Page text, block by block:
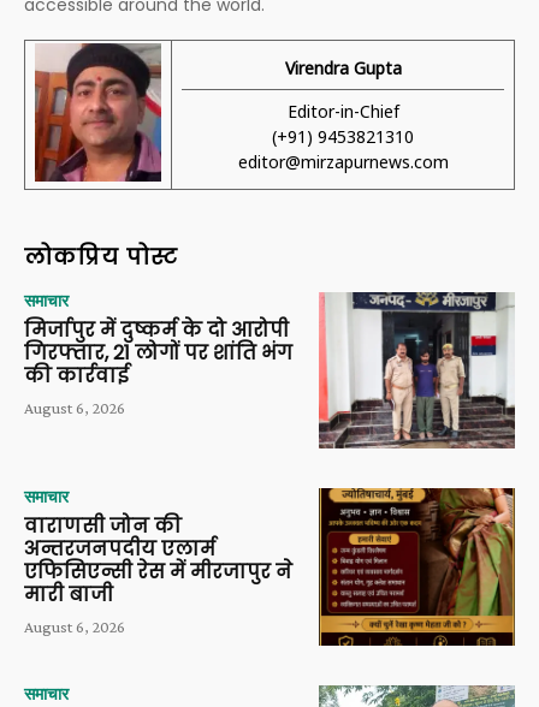
Virendra Gupta
Editor-in-Chief
(+91) 9453821310
editor@mirzapurnews.com
लोकप्रिय पोस्ट
समाचार
मिर्जापुर में दुष्कर्म के दो आरोपी
गिरफ्तार, 21 लोगों पर शांति भंग
की कार्रवाई
August 6, 2026
समाचार
वाराणसी जोन की
अन्तरजनपदीय एलार्म
एफिसिएन्सी रेस में मीरजापुर ने
मारी बाजी
August 6, 2026
समाचार